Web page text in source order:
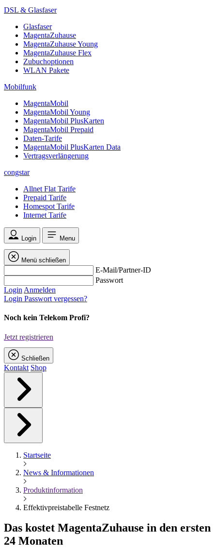
DSL & Glasfaser
Glasfaser
MagentaZuhause
MagentaZuhause Young
MagentaZuhause Flex
Zubuchoptionen
WLAN Pakete
Mobilfunk
MagentaMobil
MagentaMobil Young
MagentaMobil PlusKarten
MagentaMobil Prepaid
Daten-Tarife
MagentaMobil PlusKarten Data
Vertragsverlängerung
congstar
Allnet Flat Tarife
Prepaid Tarife
Homespot Tarife
Internet Tarife
Login Menu
Menü schließen
E-Mail/Partner-ID
Passwort
Login Anmelden
Login Passwort vergessen?
Noch kein Telekom Profi?
Jetzt registrieren
Schließen
Kontakt Shop
Startseite
News & Informationen
Produktinformation
Effektivpreistabelle Festnetz
Das kostet MagentaZuhause in den ersten
24 Monaten